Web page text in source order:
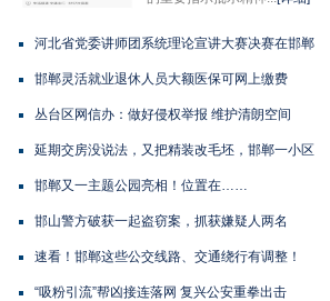
河北省党委讲师团系统理论宣讲大赛决赛在邯郸
邯郸灵活就业退休人员大额医保可网上缴费
丛台区网信办：做好侵权举报 维护清朗空间
延期交房没说法，又把精装改毛坯，邯郸一小区
邯郸又一主题公园亮相！位置在……
邯山警方破获一起盗窃案，抓获嫌疑人两名
速看！邯郸这些公交线路、交通绕行有调整！
“吸粉引流”帮凶接连落网 复兴公安重拳出击